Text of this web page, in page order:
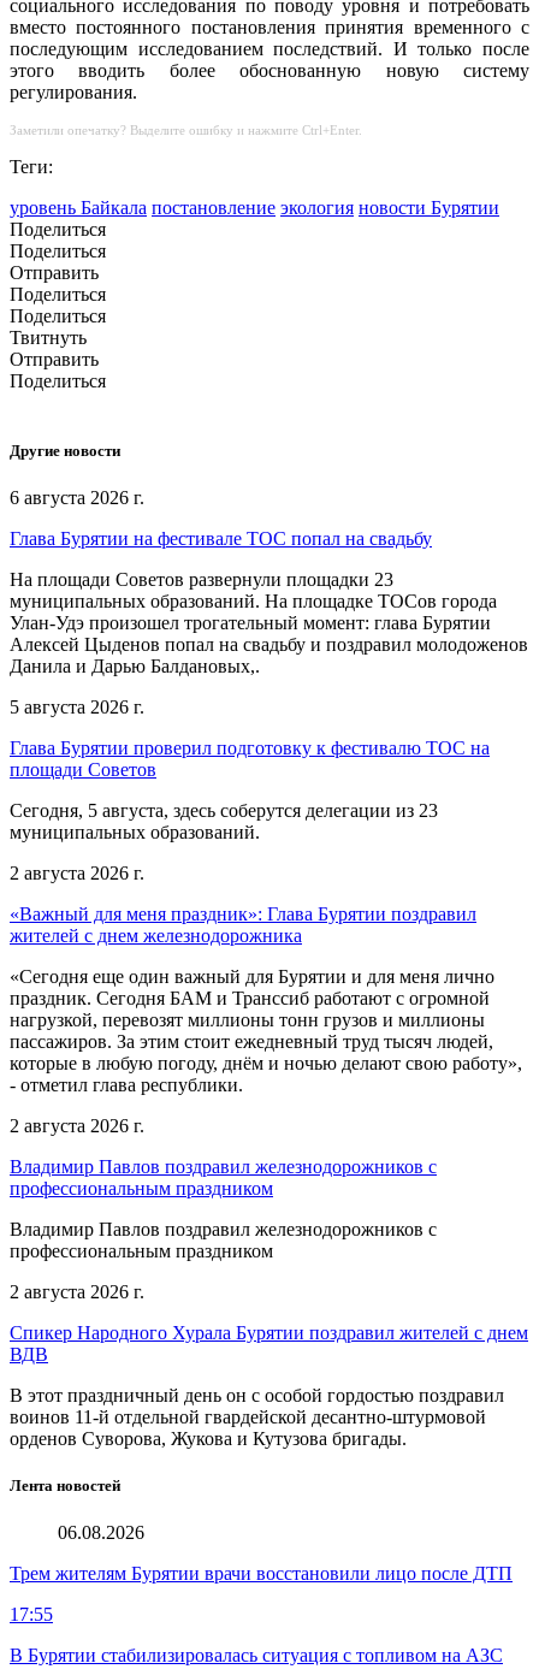
социального исследования по поводу уровня и потребовать
вместо постоянного постановления принятия временного с
последующим исследованием последствий. И только после
этого вводить более обоснованную новую систему
регулирования.
Заметили опечатку? Выделите ошибку и нажмите Ctrl+Enter.
Теги:
уровень Байкала постановление экология новости Бурятии
Поделиться
Поделиться
Отправить
Поделиться
Поделиться
Твитнуть
Отправить
Поделиться
Другие новости
6 августа 2026 г.
Глава Бурятии на фестивале ТОС попал на свадьбу
На площади Советов развернули площадки 23
муниципальных образований. На площадке ТОСов города
Улан-Удэ произошел трогательный момент: глава Бурятии
Алексей Цыденов попал на свадьбу и поздравил молодоженов
Данила и Дарью Балдановых,.
5 августа 2026 г.
Глава Бурятии проверил подготовку к фестивалю ТОС на
площади Советов
Сегодня, 5 августа, здесь соберутся делегации из 23
муниципальных образований.
2 августа 2026 г.
«Важный для меня праздник»: Глава Бурятии поздравил
жителей с днем железнодорожника
«Сегодня еще один важный для Бурятии и для меня лично
праздник. Сегодня БАМ и Транссиб работают с огромной
нагрузкой, перевозят миллионы тонн грузов и миллионы
пассажиров. За этим стоит ежедневный труд тысяч людей,
которые в любую погоду, днём и ночью делают свою работу»,
- отметил глава республики.
2 августа 2026 г.
Владимир Павлов поздравил железнодорожников с
профессиональным праздником
Владимир Павлов поздравил железнодорожников с
профессиональным праздником
2 августа 2026 г.
Спикер Народного Хурала Бурятии поздравил жителей с днем
ВДВ
В этот праздничный день он с особой гордостью поздравил
воинов 11-й отдельной гвардейской десантно-штурмовой
орденов Суворова, Жукова и Кутузова бригады.
Лента новостей
06.08.2026
Трем жителям Бурятии врачи восстановили лицо после ДТП
17:55
В Бурятии стабилизировалась ситуация с топливом на АЗС